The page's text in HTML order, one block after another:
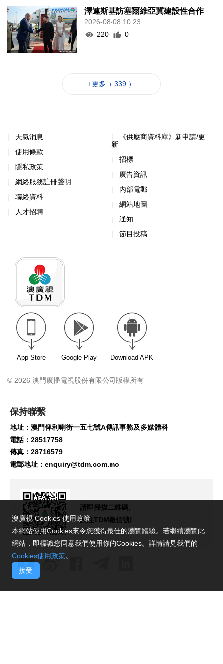
澤連斯基訪塞爾維亞冀建設性合作
2026-08-08 10:23
220
0
+更多（ 339 ）
天氣消息
使用條款
隱私政策
網絡服務註冊聲明
聯絡資料
人才招聘
《供應商資料庫》新申請/更
新
招標
廣告資訊
內部電郵
網站地圖
通知
節目投稿
App Store Google Play Download APK
© 2026 澳門廣播電視股份有限公司版權所有
保持聯繫
地址：澳門俾利喇街一五七號A傳訊事務及多媒體科
電話：28517758
傳真：28716579
電郵地址： enquiry@tdm.com.mo
請即掃描二維碼,
關注TDM微信號!
澳廣視 Cookies 使用政策
本網站使用Cookies來令您獲得最佳的瀏覽體驗。若繼續瀏覽此
網站，即標識您同意我們使用你的Cookies。詳情請見我們的
Cookies使用政策。
接受